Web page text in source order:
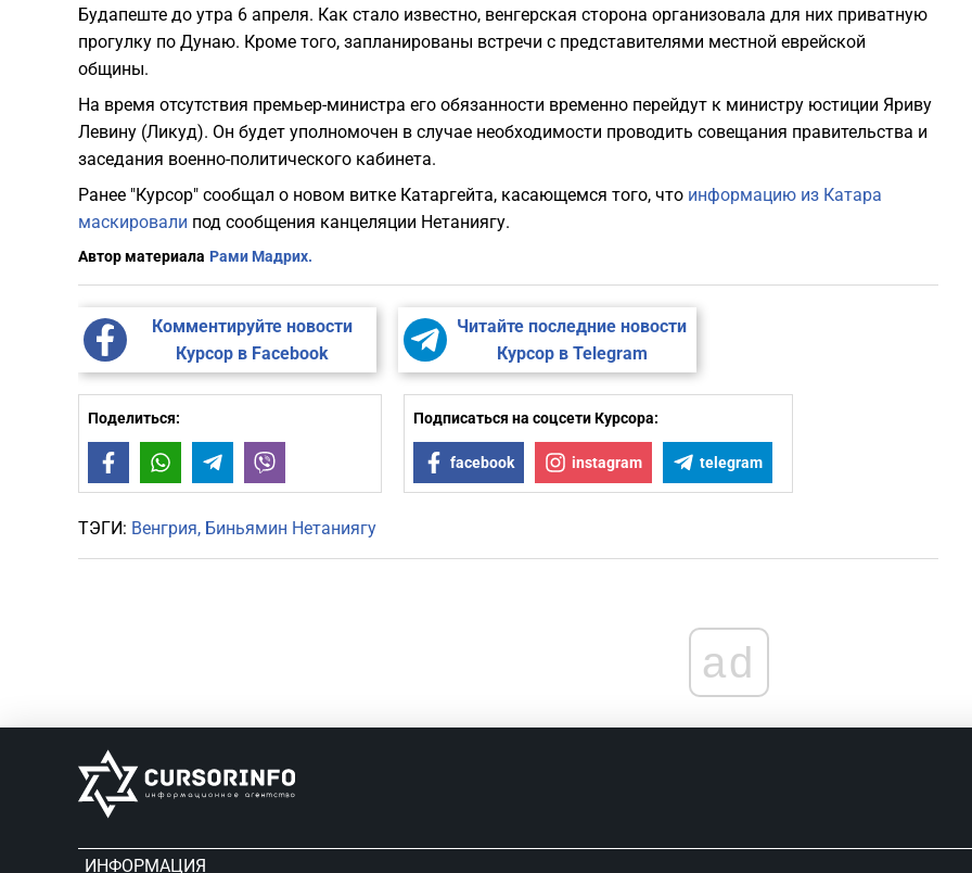
Будапеште до утра 6 апреля. Как стало известно, венгерская сторона организовала для них приватную
прогулку по Дунаю. Кроме того, запланированы встречи с представителями местной еврейской
общины.
На время отсутствия премьер-министра его обязанности временно перейдут к министру юстиции Яриву
Левину (Ликуд). Он будет уполномочен в случае необходимости проводить совещания правительства и
заседания военно-политического кабинета.
Ранее "Курсор" сообщал о новом витке Катаргейта, касающемся того, что информацию из Катара
маскировали под сообщения канцеляции Нетаниягу.
Автор материала Рами Мадрих.
Комментируйте новости
Курсор в Facebook
Читайте последние новости
Курсор в Telegram
Поделиться:
FacebookWhatsAppTelegram
Подписаться на соцсети Курсора:
facebook instagram telegram
ТЭГИ: Венгрия Биньямин Нетаниягу
ad
ИНФОРМАЦИЯ